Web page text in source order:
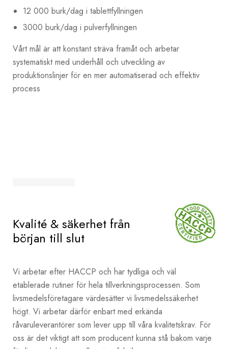
12 000 burk/dag i tablettfyllningen
3000 burk/dag i pulverfyllningen
Vårt mål är att konstant sträva framåt och arbetar
systematiskt med underhåll och utveckling av
produktionslinjer för en mer automatiserad och effektiv
process
Kvalité & säkerhet från
början till slut
Vi arbetar efter HACCP och har tydliga och väl
etablerade rutiner för hela tillverkningsprocessen. Som
livsmedelsföretagare värdesätter vi livsmedelssäkerhet
högt. Vi arbetar därför enbart med erkända
råvaruleverantörer som lever upp till våra kvalitetskrav. För
oss är det viktigt att som producent kunna stå bakom varje